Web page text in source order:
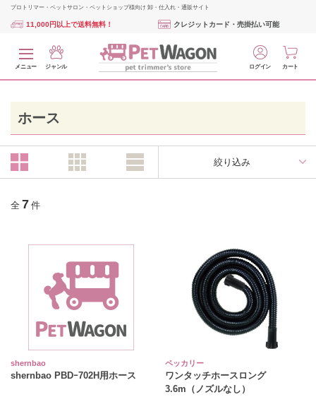
プロトリマー・ペットサロン・ペットショップ様向け 卸・仕入れ・通販サイト
11,000円以上で送料無料！ クレジットカード・売掛払い可能
メニュー ジャンル ログイン カート
ホース
絞り込み
全 7 件
shernbao
shernbao PBDｰ702H用ホース
ペッカリー
ワンタッチホースロング
3.6m（ノズルなし）